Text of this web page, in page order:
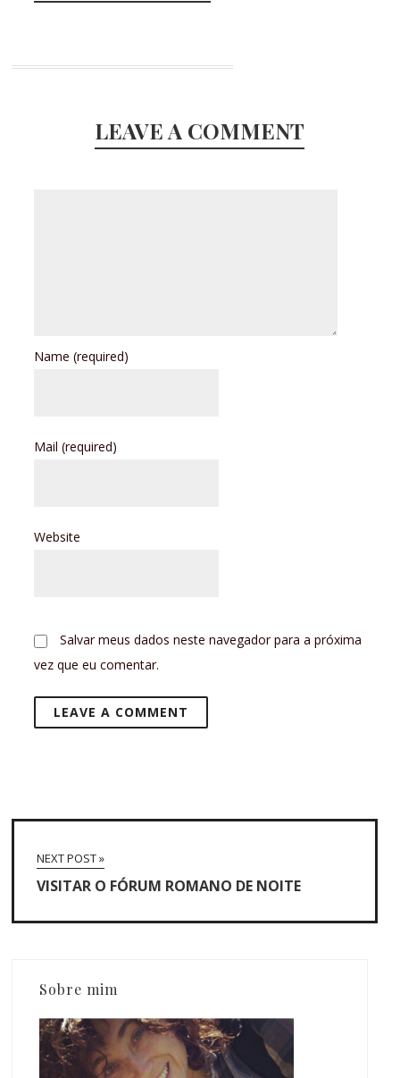
LEAVE A COMMENT
Name(required)
Mail(required)
Website
Salvar meus dados neste navegador para a próxima
vez que eu comentar.
NEXT POST »
VISITAR O FÓRUM ROMANO DE NOITE
Sobre mim